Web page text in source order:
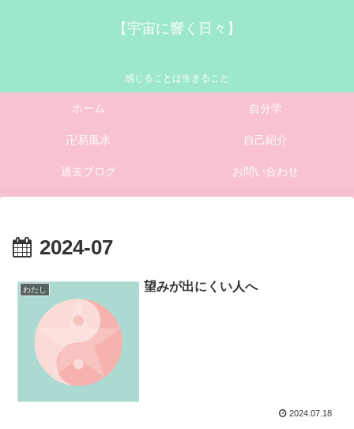
【宇宙に響く日々】
感じることは生きること
ホーム 自分学
卍易風水 自己紹介
過去ブログ お問い合わせ
2024-07
わたし 望みが出にくい人へ
2024.07.18